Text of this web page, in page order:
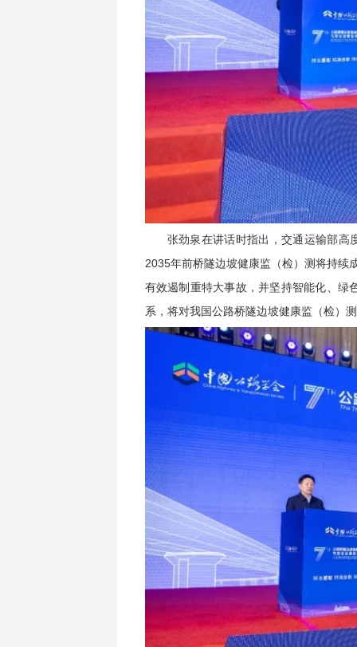
张劲泉在讲话时指出，交通运输部高
2035年前桥隧边坡健康监（检）测将持续
有效遏制重特大事故，并坚持智能化、绿
系，将对我国公路桥隧边坡健康监（检）